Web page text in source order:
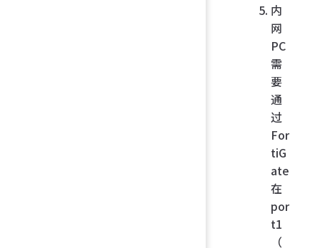
内
网
PC
需
要
通
过
For
tiG
ate
在
por
t1
（